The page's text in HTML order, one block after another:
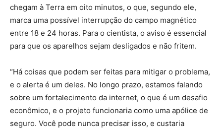
chegam à Terra em oito minutos, o que, segundo ele,
marca uma possível interrupção do campo magnético
entre 18 e 24 horas. Para o cientista, o aviso é essencial
para que os aparelhos sejam desligados e não fritem.
“Há coisas que podem ser feitas para mitigar o problema,
e o alerta é um deles. No longo prazo, estamos falando
sobre um fortalecimento da internet, o que é um desafio
econômico, e o projeto funcionaria como uma apólice de
seguro. Você pode nunca precisar isso, e custaria